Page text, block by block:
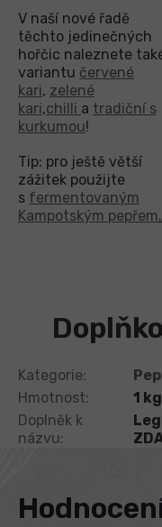
V naší nové řadě
těchto jedinečných
hořčic naleznete
variantu červené
kari, zelené
kari,chilli a tradiční s
kurkumou!
Tip: pro ještě větší
zážitek použijte
s fermentovaným
Kampotským pepřem.
Kategorie:
Hmotnost:
1 kg
Doplněk k
názvu: